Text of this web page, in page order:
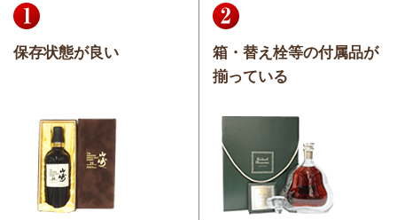
保存状態が良い
箱・替え栓等の付属品が
揃っている